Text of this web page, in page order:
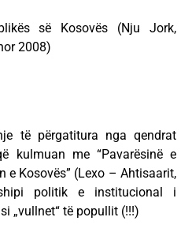
së Kosovës (Nju Jork,
2008)
të përgatitura nga qendrat
kulmuan me “Pavarësinë e
e Kosovës” (Lexo – Ahtisaarit,
politik e institucional i
„vullnet“ të popullit (!!!)